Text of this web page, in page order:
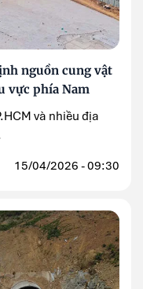
nguồn cung vật
vực phía Nam
và nhiều địa
15/04/2026 - 09:30